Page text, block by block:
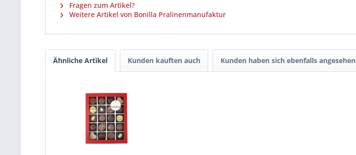
Fragen zum Artikel?
Weitere Artikel von Bonilla Pralinenmanufaktur
Ähnliche Artikel Kunden kauften auch Kunden haben sich ebenfalls angesehen